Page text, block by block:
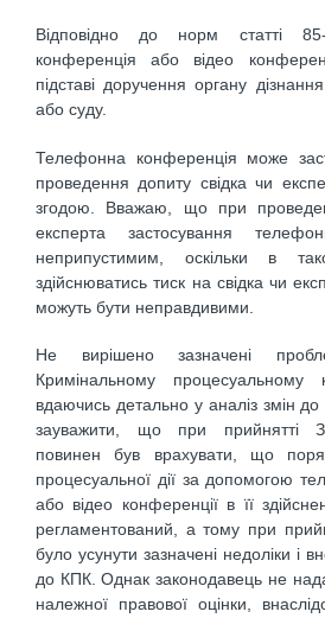
Відповідно до норм статті
конференція або відео
підставі доручення органу
або суду.
Телефонна конференція може
проведення допиту свідка чи
згодою. Вважаю, що при
експерта застосування
неприпустимим, оскільки в
здійснюватись тиск на свідка чи
можуть бути неправдивими.
Не вирішено зазначені
Кримінальному процесуальному
вдаючись детально у аналіз змін
зауважити, що при прийнятті
повинен був врахувати, що
процесуальної дії за допомогою
або відео конференції в її
регламентований, а тому при
було усунути зазначені недоліки і
до КПК. Однак законодавець не
належної правової оцінки,